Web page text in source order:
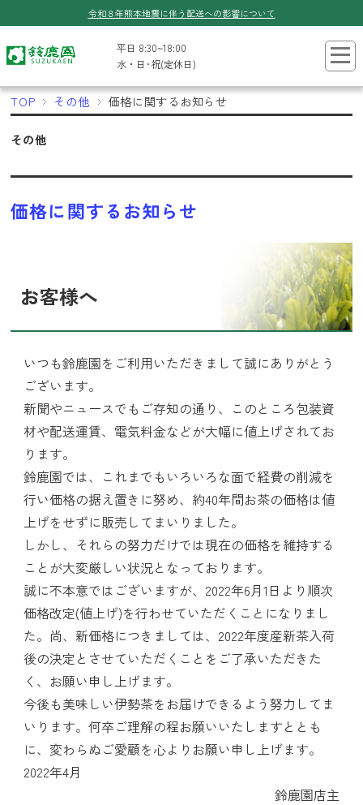
令和８年熊本地震に伴う配送への影響について
平日 8:30~18:00
水・日･祝(定休日)
TOP その他 価格に関するお知らせ
その他
価格に関するお知らせ
お客様へ
いつも鈴鹿園をご利用いただきまして誠にありがとう
ございます。
新聞やニュースでもご存知の通り、このところ包装資
材や配送運賃、電気料金などが大幅に値上げされてお
ります。
鈴鹿園では、これまでもいろいろな面で経費の削減を
行い価格の据え置きに努め、約40年間お茶の価格は値
上げをせずに販売してまいりました。
しかし、それらの努力だけでは現在の価格を維持する
ことが大変厳しい状況となっております。
誠に不本意ではございますが、2022年6月1日より順次
価格改定(値上げ)を行わせていただくことになりまし
た。尚、新価格につきましては、2022年度産新茶入荷
後の決定とさせていただくことをご了承いただきた
く、お願い申し上げます。
今後も美味しい伊勢茶をお届けできるよう努力してま
いります。何卒ご理解の程お願いいたしますととも
に、変わらぬご愛顧を心よりお願い申し上げます。
2022年4月
鈴鹿園店主